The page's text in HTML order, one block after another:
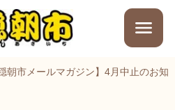
朝市メールマガジン】4月中止のお知